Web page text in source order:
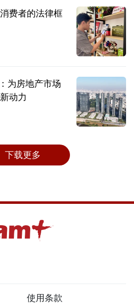
费者的法律框
为房地产市场
动力
下载更多
使用条款